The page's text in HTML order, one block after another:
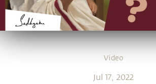
Video
Jul 17, 2022